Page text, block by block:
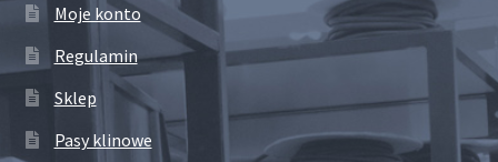
Moje konto
Regulamin
Sklep
Pasy klinowe